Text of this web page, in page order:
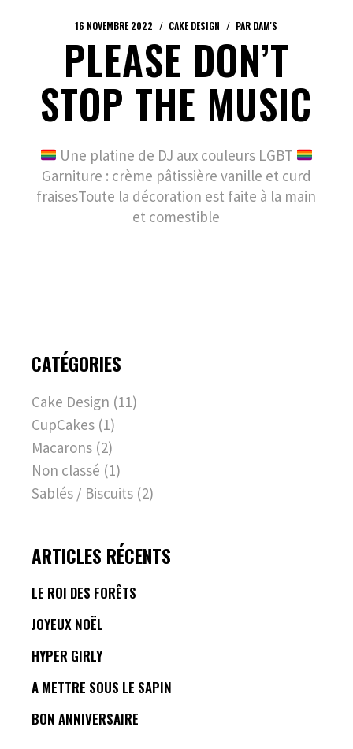
16 NOVEMBRE 2022 CAKE DESIGN PAR DAM'S
PLEASE DON’T
STOP THE MUSIC
Une platine de DJ aux couleurs LGBT
Garniture : crème pâtissière vanille et curd
fraisesToute la décoration est faite à la main
et comestible
CATÉGORIES
Cake Design (11)
CupCakes (1)
Macarons (2)
Non classé (1)
Sablés / Biscuits (2)
ARTICLES RÉCENTS
LE ROI DES FORÊTS
JOYEUX NOËL
HYPER GIRLY
A METTRE SOUS LE SAPIN
BON ANNIVERSAIRE